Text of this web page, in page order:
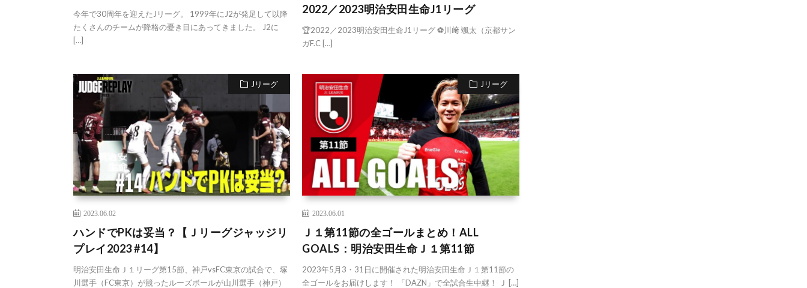
今年で30周年を迎えたJリーグ。 1999年にJ2が発足して以降
たくさんのチームが降格の憂き目にあってきました。 J2に
[…]
2022／2023明治安田生命J1リーグ
🏆2022／2023明治安田生命J1リーグ ⚽️川﨑 颯太（京都サン
ガF.C […]
Jリーグ
2023.06.02
ハンドでPKは妥当？【Ｊリーグジャッジリ
プレイ2023 #14】
明治安田生命Ｊ１リーグ第15節、神戸vsFC東京の試合で、塚
川選手（FC東京）が競ったルーズボールが山川選手（神戸）
Jリーグ
2023.06.01
Ｊ１第11節の全ゴールまとめ！ALL
GOALS：明治安田生命Ｊ１第11節
2023年5月3・31日に開催された明治安田生命Ｊ１第11節の
全ゴールをお届けします！ 「DAZN」で全試合生中継！ Ｊ […]